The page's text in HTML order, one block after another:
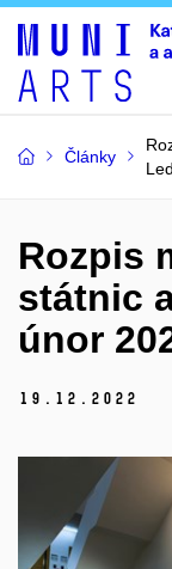
Články
Rozpis
státnic
únor
19. 12. 2022